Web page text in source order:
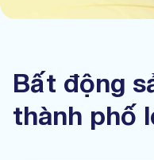
Bất động
thành phố